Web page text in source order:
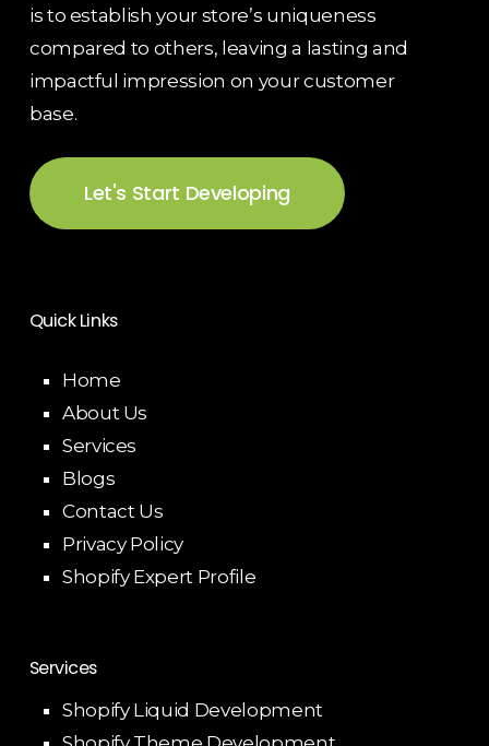
is to establish your store’s uniqueness
compared to others, leaving a lasting and
impactful impression on your customer
base.
Let's Start Developing
Quick Links
Home
About Us
Services
Blogs
Contact Us
Privacy Policy
Shopify Expert Profile
Services
Shopify Liquid Development